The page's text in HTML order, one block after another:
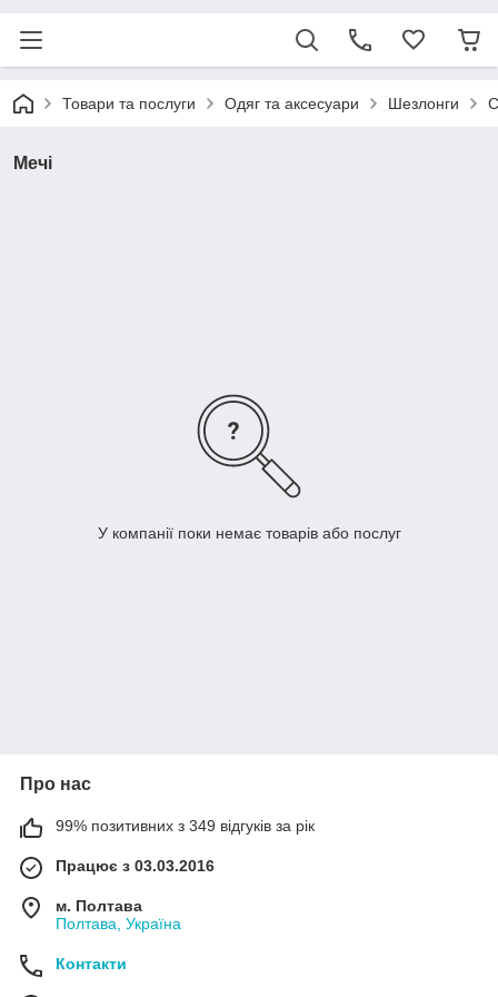
Товари та послуги Одяг та аксесуари Шезлонги
Мечі
У компанії поки немає товарів або послуг
Про нас
99% позитивних з 349 відгуків за рік
Працює з 03.03.2016
м. Полтава
Полтава, Україна
Контакти